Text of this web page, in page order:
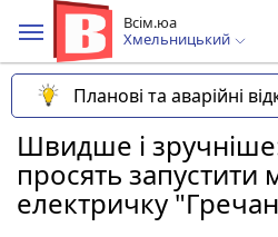
Всім.юа
Хмельницький
Планові та аварійні
Швидше і
просять запустити
електричку